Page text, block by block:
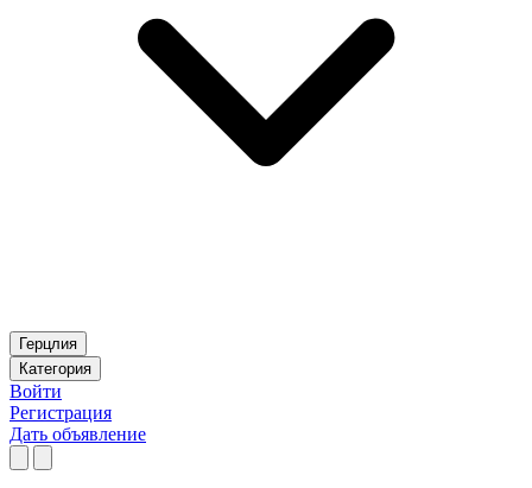
Герцлия
Категория
Войти
Регистрация
Дать объявление